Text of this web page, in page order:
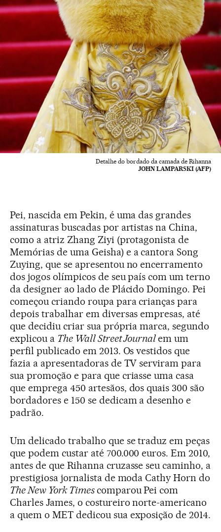
Detalhe do bordado da camada de Rihanna
JOHN LAMPARSKI (AFP)
Pei, nascida em Pekin, é uma das grandes
assinaturas buscadas por artistas na China,
como a atriz Zhang Ziyi (protagonista de
Memórias de uma Geisha) e a cantora Song
Zuying, que se apresentou no encerramento
dos jogos olímpicos de seu país com um terno
da designer ao lado de Plácido Domingo. Pei
começou criando roupa para crianças para
depois trabalhar em diversas empresas, até
que decidiu criar sua própria marca, segundo
explicou a The Wall Street Journalem um
perfil publicado em 2013. Os vestidos que
fazia a apresentadoras de TV serviram para
sua promoção e para que criasse uma casa
que emprega 450 artesãos, dos quais 300 são
bordadores e 150 se dedicam a desenho e
padrão.
Um delicado trabalho que se traduz em peças
que podem custar até 700.000 euros. Em 2010,
antes de que Rihanna cruzasse seu caminho, a
prestigiosa jornalista de moda Cathy Horn do
The New York Timescomparou Pei com
Charles James, o costureiro norte-americano
a quem o MET dedicou sua exposição de 2014.